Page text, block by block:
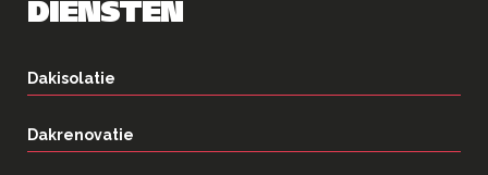
DIENSTEN
Dakisolatie
Dakrenovatie